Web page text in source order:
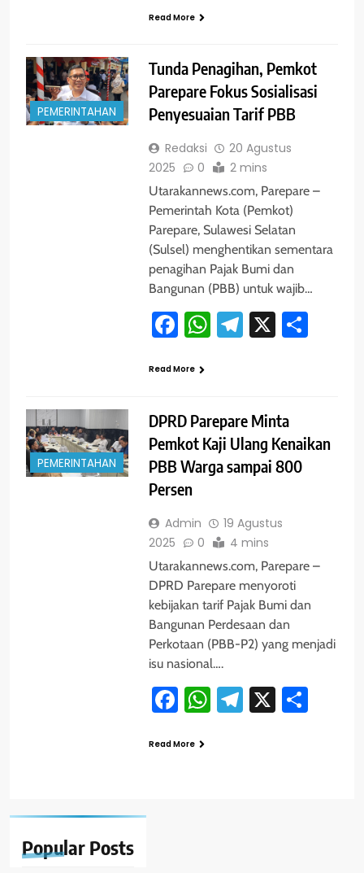
Popular Posts
Read More
PEMERINTAHAN
Tunda Penagihan, Pemkot
Parepare Fokus Sosialisasi
Penyesuaian Tarif PBB
Redaksi
20 Agustus
2025
0 2 mins
Utarakannews.com, Parepare –
Pemerintah Kota (Pemkot)
Parepare, Sulawesi Selatan
(Sulsel) menghentikan sementara
penagihan Pajak Bumi dan
Bangunan (PBB) untuk wajib…
Facebook
WhatsApp
Telegram
X
Read More
PEMERINTAHAN
DPRD Parepare Minta
Pemkot Kaji Ulang Kenaikan
PBB Warga sampai 800
Persen
Admin
19 Agustus
2025
0 4 mins
Utarakannews.com, Parepare –
DPRD Parepare menyoroti
kebijakan tarif Pajak Bumi dan
Bangunan Perdesaan dan
Perkotaan (PBB-P2) yang menjadi
isu nasional….
Facebook
WhatsApp
Telegram
X
Read More